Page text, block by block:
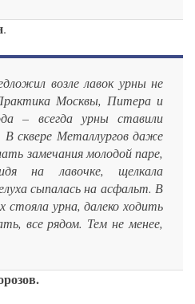
.
возле лавок урны не
Москвы, Питера и
– всегда урны ставили
В сквере Металлургов даже
замечания молодой паре,
на лавочке, щелкала
сыпалась на асфальт. В
стояла урна, далеко ходить
все рядом. Тем не менее,